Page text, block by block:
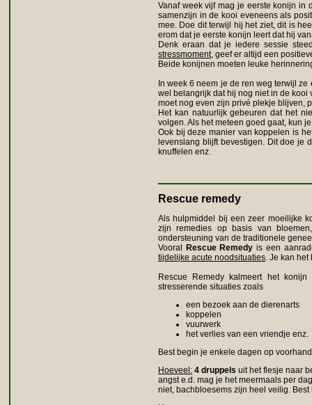
Vanaf week vijf mag je eerste konijn in
samenzijn in de kooi eveneens als
mee. Doe dit terwijl hij het ziet, dit is
erom dat je eerste konijn leert dat hij
Denk eraan dat je iedere sessie
stressmoment, geef er altijd een
Beide konijnen moeten leuke
In week 6 neem je de ren weg terwijl
wel belangrijk dat hij nog niet in de kooi
moet nog even zijn privé plekje blijven,
Het kan natuurlijk gebeuren dat het
volgen. Als het meteen goed gaat, kun
Ook bij deze manier van koppelen is
levenslang blijft bevestigen. Dit doe je
knuffelen enz.
Rescue remedy
Als hulpmiddel bij een zeer moeilijke
zijn remedies op basis van
ondersteuning van de traditionele
Vooral
Rescue Remedy is een
tijdelijke acute noodsituaties. Je kan
Rescue Remedy kalmeert het
stresserende situaties zoals
een bezoek aan de dierenarts
koppelen
vuurwerk
het verlies van een vriendje enz.
Best begin je enkele dagen op
Hoeveel: 4 druppels uit het flesje naar
angst e.d. mag je het meermaals per
niet, bachbloesems zijn heel veilig.